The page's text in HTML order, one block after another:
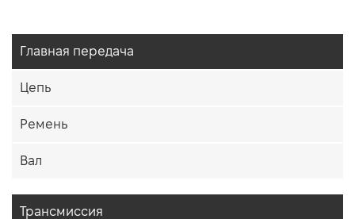
Главная передача
Цепь
Ремень
Вал
Трансмиссия